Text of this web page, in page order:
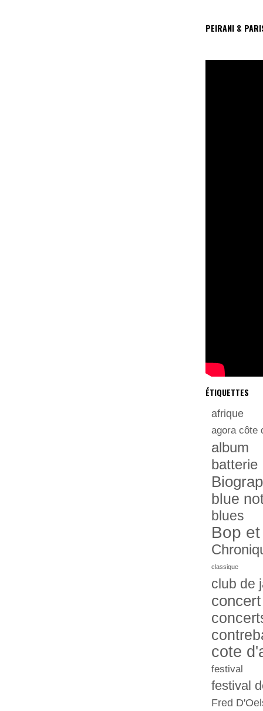
PEIRANI &
ÉTIQUETTES
afrique
agora côte
album
batterie
blue
blues
Bop
classique
club de
concert
cote
festival
festival
Fred